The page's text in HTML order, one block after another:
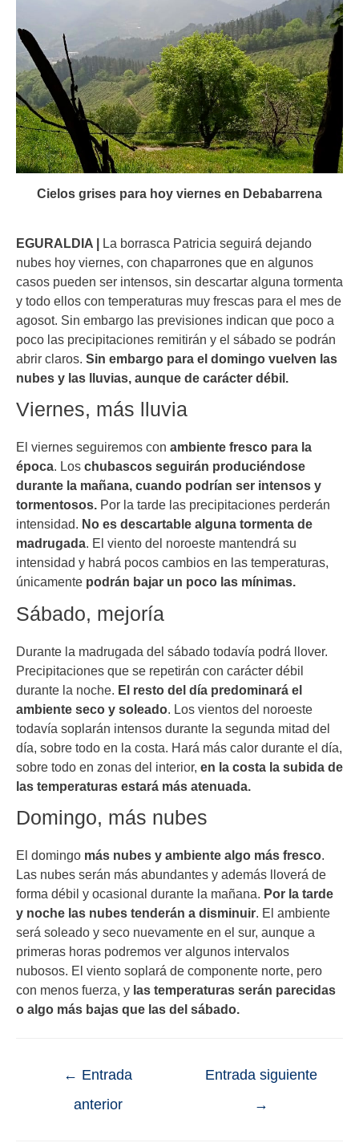
Cielos grises para hoy viernes en Debabarrena
EGURALDIA |
La borrasca Patricia seguirá dejando
nubes hoy viernes, con chaparrones que en algunos
casos pueden ser intensos, sin descartar alguna tormenta
y todo ellos con temperaturas muy frescas para el mes de
agosot. Sin embargo las previsiones indican que poco a
poco las precipitaciones remitirán y el sábado se podrán
abrir claros. Sin embargo para el domingo vuelven las
nubes y las lluvias, aunque de carácter débil.
Viernes, más lluvia
El viernes seguiremos con ambiente fresco para la
época. Los chubascos seguirán produciéndose
durante la mañana, cuando podrían ser intensos y
tormentosos. Por la tarde las precipitaciones perderán
intensidad. No es descartable alguna tormenta de
madrugada. El viento del noroeste mantendrá su
intensidad y habrá pocos cambios en las temperaturas,
únicamente podrán bajar un poco las mínimas.
Sábado, mejoría
Durante la madrugada del sábado todavía podrá llover.
Precipitaciones que se repetirán con carácter débil
durante la noche. El resto del día predominará el
ambiente seco y soleado. Los vientos del noroeste
todavía soplarán intensos durante la segunda mitad del
día, sobre todo en la costa. Hará más calor durante el día,
sobre todo en zonas del interior, en la costa la subida de
las temperaturas estará más atenuada.
Domingo, más nubes
El domingo más nubes y ambiente algo más fresco.
Las nubes serán más abundantes y además lloverá de
forma débil y ocasional durante la mañana. Por la tarde
y noche las nubes tenderán a disminuir. El ambiente
será soleado y seco nuevamente en el sur, aunque a
primeras horas podremos ver algunos intervalos
nubosos. El viento soplará de componente norte, pero
con menos fuerza, y las temperaturas serán parecidas
o algo más bajas que las del sábado.
← Entrada
anterior
Entrada siguiente
→